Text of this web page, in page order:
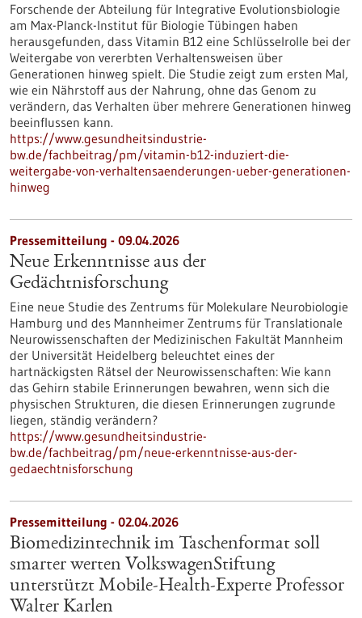
Forschende der Abteilung für Integrative Evolutionsbiologie
am Max-Planck-Institut für Biologie Tübingen haben
herausgefunden, dass Vitamin B12 eine Schlüsselrolle bei der
Weitergabe von vererbten Verhaltensweisen über
Generationen hinweg spielt. Die Studie zeigt zum ersten Mal,
wie ein Nährstoff aus der Nahrung, ohne das Genom zu
verändern, das Verhalten über mehrere Generationen hinweg
beeinflussen kann.
https://www.gesundheitsindustrie-
bw.de/fachbeitrag/pm/vitamin-b12-induziert-die-
weitergabe-von-verhaltensaenderungen-ueber-generationen-
hinweg
Pressemitteilung - 09.04.2026
Neue Erkenntnisse aus der
Gedächtnisforschung
Eine neue Studie des Zentrums für Molekulare Neurobiologie
Hamburg und des Mannheimer Zentrums für Translationale
Neurowissenschaften der Medizinischen Fakultät Mannheim
der Universität Heidelberg beleuchtet eines der
hartnäckigsten Rätsel der Neurowissenschaften: Wie kann
das Gehirn stabile Erinnerungen bewahren, wenn sich die
physischen Strukturen, die diesen Erinnerungen zugrunde
liegen, ständig verändern?
https://www.gesundheitsindustrie-
bw.de/fachbeitrag/pm/neue-erkenntnisse-aus-der-
gedaechtnisforschung
Pressemitteilung - 02.04.2026
Biomedizintechnik im Taschenformat soll
smarter werten VolkswagenStiftung
unterstützt Mobile-Health-Experte Professor
Walter Karlen